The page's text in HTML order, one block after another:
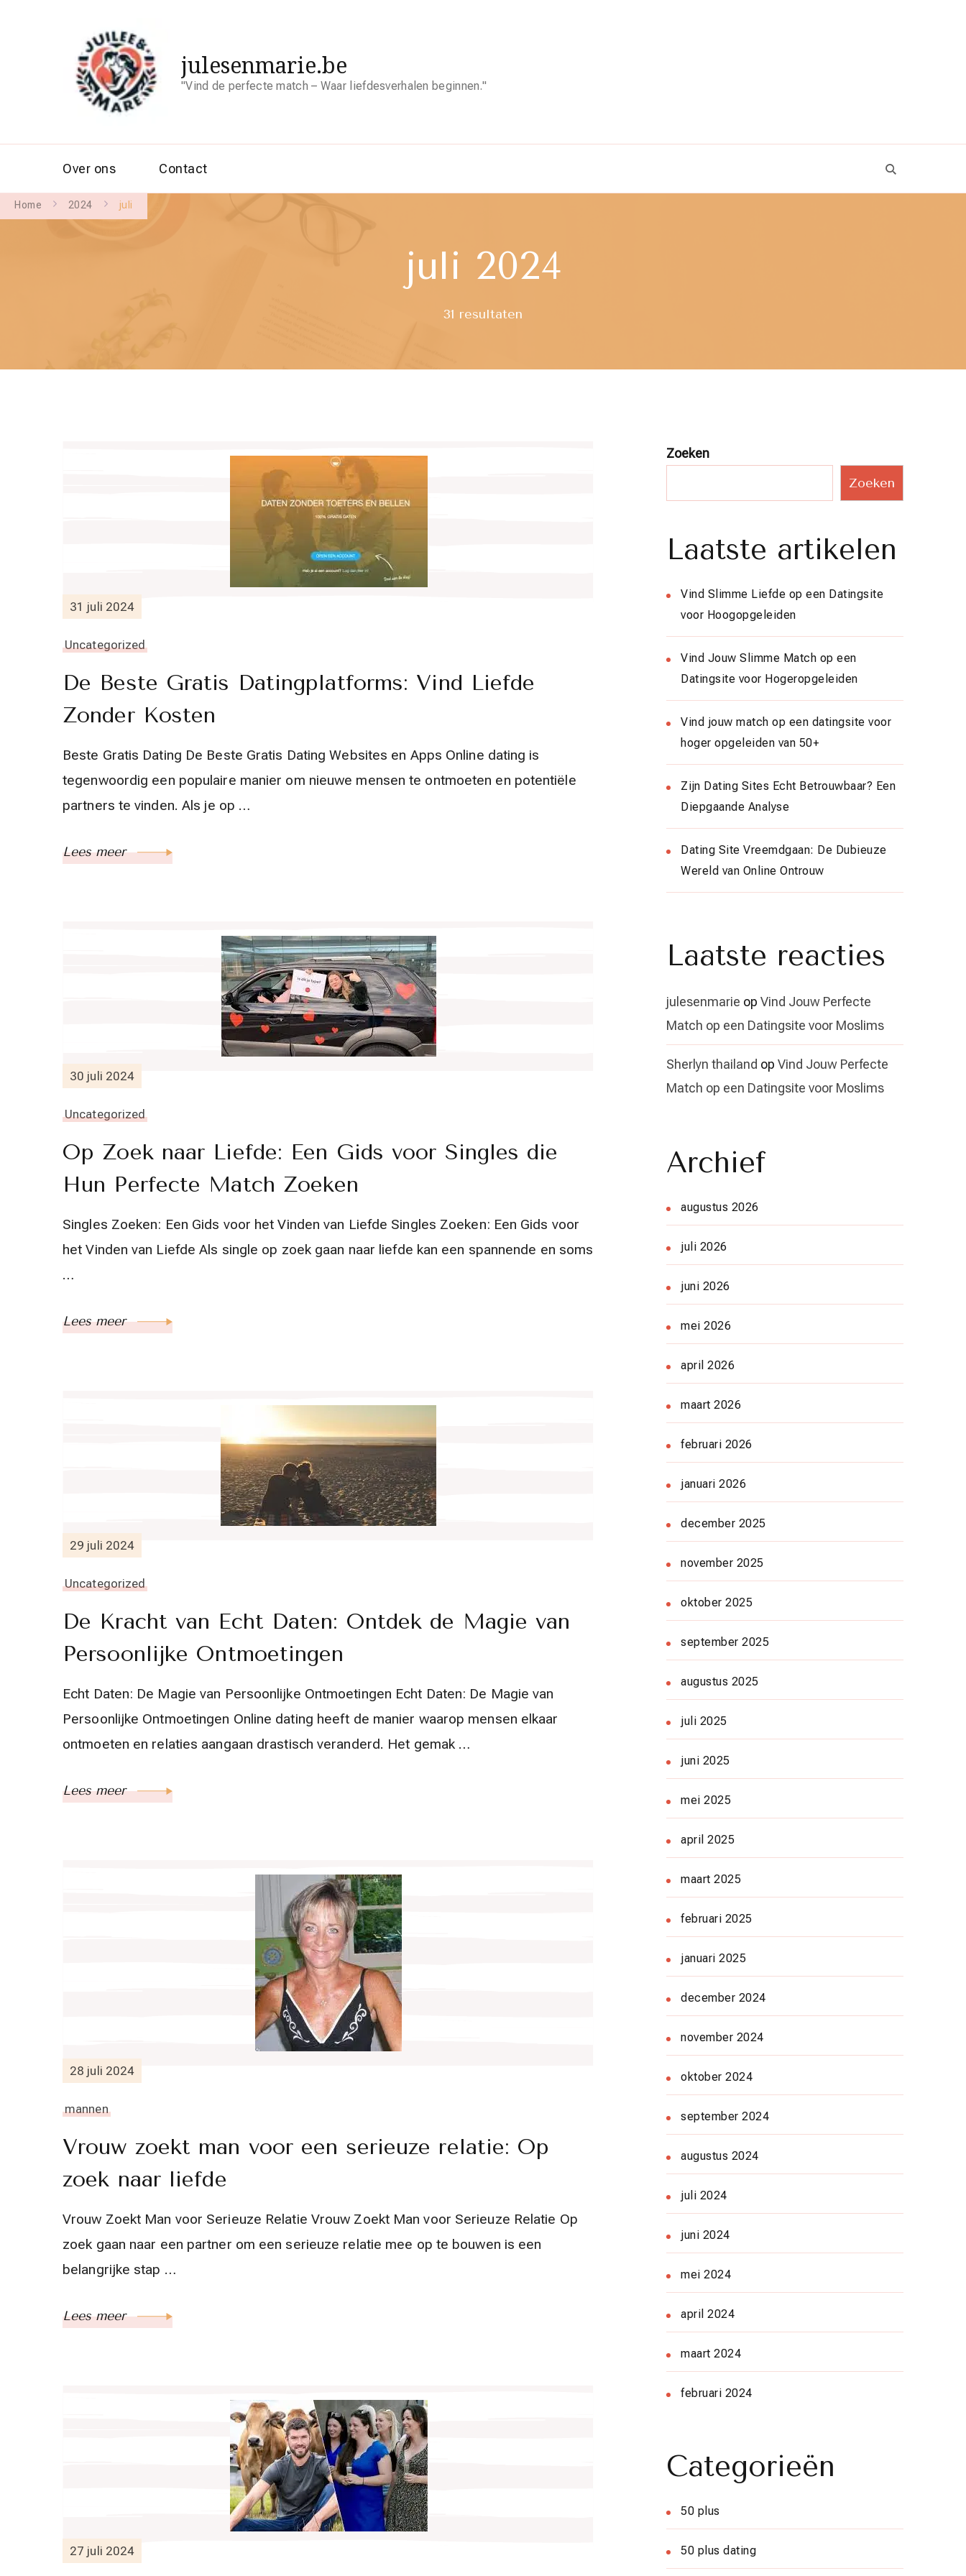
julesenmarie.be
"Vind de perfecte match – Waar liefdesverhalen beginnen."
Over ons Contact
Home 2024 juli
juli 2024
31 resultaten
31 juli 2024
Uncategorized
De Beste Gratis Datingplatforms: Vind Liefde
Zonder Kosten
Beste Gratis Dating De Beste Gratis Dating Websites en Apps Online dating is
tegenwoordig een populaire manier om nieuwe mensen te ontmoeten en potentiële
partners te vinden. Als je op …
Lees meer
30 juli 2024
Uncategorized
Op Zoek naar Liefde: Een Gids voor Singles die
Hun Perfecte Match Zoeken
Singles Zoeken: Een Gids voor het Vinden van Liefde Singles Zoeken: Een Gids voor
het Vinden van Liefde Als single op zoek gaan naar liefde kan een spannende en soms
…
Lees meer
29 juli 2024
Uncategorized
De Kracht van Echt Daten: Ontdek de Magie van
Persoonlijke Ontmoetingen
Echt Daten: De Magie van Persoonlijke Ontmoetingen Echt Daten: De Magie van
Persoonlijke Ontmoetingen Online dating heeft de manier waarop mensen elkaar
ontmoeten en relaties aangaan drastisch veranderd. Het gemak …
Lees meer
28 juli 2024
mannen
Vrouw zoekt man voor een serieuze relatie: Op
zoek naar liefde
Vrouw Zoekt Man voor Serieuze Relatie Vrouw Zoekt Man voor Serieuze Relatie Op
zoek gaan naar een partner om een serieuze relatie mee op te bouwen is een
belangrijke stap …
Lees meer
27 juli 2024
Zoeken
Zoeken
Laatste artikelen
Vind Slimme Liefde op een Datingsite
voor Hoogopgeleiden
Vind Jouw Slimme Match op een
Datingsite voor Hogeropgeleiden
Vind jouw match op een datingsite voor
hoger opgeleiden van 50+
Zijn Dating Sites Echt Betrouwbaar? Een
Diepgaande Analyse
Dating Site Vreemdgaan: De Dubieuze
Wereld van Online Ontrouw
Laatste reacties
julesenmarie op Vind Jouw Perfecte
Match op een Datingsite voor Moslims
Sherlyn thailand op Vind Jouw Perfecte
Match op een Datingsite voor Moslims
Archief
augustus 2026
juli 2026
juni 2026
mei 2026
april 2026
maart 2026
februari 2026
januari 2026
december 2025
november 2025
oktober 2025
september 2025
augustus 2025
juli 2025
juni 2025
mei 2025
april 2025
maart 2025
februari 2025
januari 2025
december 2024
november 2024
oktober 2024
september 2024
augustus 2024
juli 2024
juni 2024
mei 2024
april 2024
maart 2024
februari 2024
Categorieën
50 plus
50 plus dating